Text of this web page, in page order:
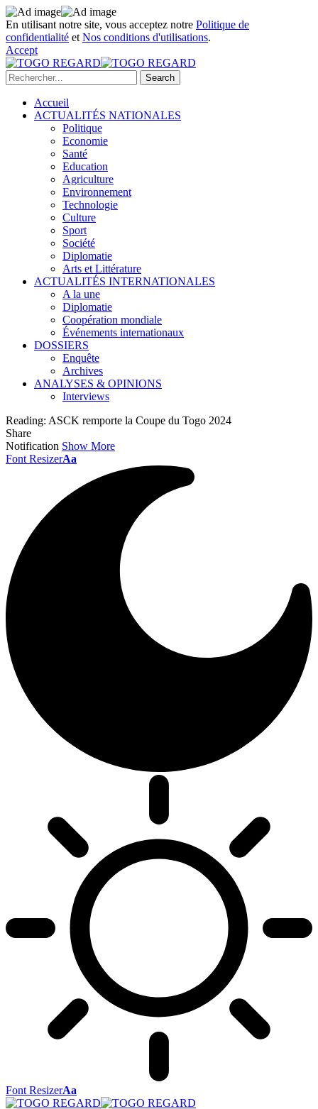
En utilisant notre site, vous acceptez notre Politique de
confidentialité et Nos conditions d'utilisations.
Accept
Accueil
ACTUALITÉS NATIONALES
Politique
Economie
Santé
Education
Agriculture
Environnement
Technologie
Culture
Sport
Société
Diplomatie
Arts et Littérature
ACTUALITÉS INTERNATIONALES
A la une
Diplomatie
Coopération mondiale
Événements internationaux
DOSSIERS
Enquête
Archives
ANALYSES & OPINIONS
Interviews
Reading: ASCK remporte la Coupe du Togo 2024
Share
Notification Show More
Font ResizerAa
Font ResizerAa